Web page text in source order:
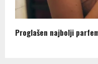
Proglašen najbolji